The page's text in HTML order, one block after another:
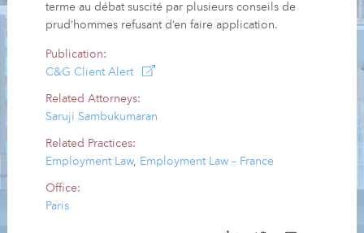
terme au débat suscité par plusieurs conseils de
prud’hommes refusant d’en faire application.
Publication:
C&G Client Alert
Related Attorneys:
Saruji Sambukumaran
Related Practices:
Employment Law, Employment Law – France
Office:
Paris